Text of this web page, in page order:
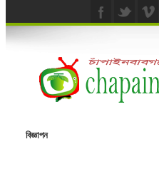
বিজ্ঞাপন